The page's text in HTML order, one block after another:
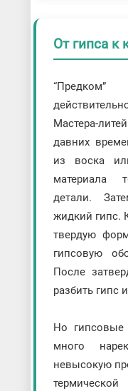
От гипса к
“Предком”
Мастера-
давних
из воска
материала
детали.
жидкий гипс.
твердую
гипсовую
После
разбить гипс
Но
много
невысокую